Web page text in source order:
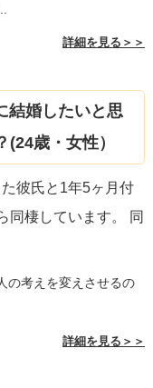
詳細を見る＞＞
結婚したいと思
歳・女性）
彼氏と1年5ヶ月付
同棲しています。 同
の考えを変えさせるの
詳細を見る＞＞